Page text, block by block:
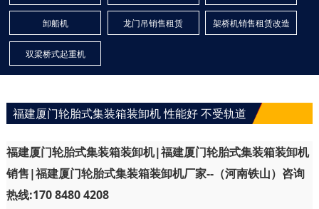
卸船机 龙门吊销售租赁 架桥机销售租赁改造
双梁桥式起重机
福建厦门轮胎式集装箱装卸机 性能好 不受轨道
福建厦门轮胎式集装箱装卸机|福建厦门轮胎式集装箱装卸机
销售|福建厦门轮胎式集装箱装卸机厂家--（河南铁山）咨询
热线:170 8480 4208